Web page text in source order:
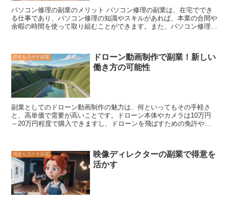
パソコン修理の副業のメリット パソコン修理の副業は、在宅ででき
る仕事であり、パソコン修理の知識やスキルがあれば、本業の合間や
余暇の時間を使って取り組むことができます。また、パソコン修理
がら働くことができます。
得意を活かす副業
ドローン動画制作で副業！新しい
働き方の可能性
副業としてのドローン動画制作の魅力 は、何といってもその手軽さ
と、高単価で需要が高いことです。ドローン本体やカメラは10万円
～20万円程度で購入できますし、ドローンを飛ばすための免許や資
もおすすめです。また、ドローンを飛ばすことで、普段は見られない
ような景色を撮影したり、新しい世界を体験したりすることもできま
す。ドローン動画制作は、楽しみながらお金を稼ぐことができる、魅
力的な副業と言えるでしょう。
得意を活かす副業
映像ディレクターの副業で得意を
活かす